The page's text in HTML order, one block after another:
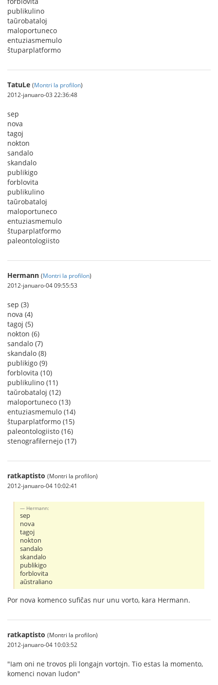
publikulino
taŭrobataloj
maloportuneco
entuziasmemulo
ŝtuparplatformo
TatuLe (Montri la profilon)
2012-januaro-03 22:36:48
sep
nova
tagoj
nokton
sandalo
skandalo
publikigo
forblovita
publikulino
taŭrobataloj
maloportuneco
entuziasmemulo
ŝtuparplatformo
paleontologiisto
Hermann (Montri la profilon)
2012-januaro-04 09:55:53
sep (3)
nova (4)
tagoj (5)
nokton (6)
sandalo (7)
skandalo (8)
publikigo (9)
forblovita (10)
publikulino (11)
taŭrobataloj (12)
maloportuneco (13)
entuziasmemulo (14)
ŝtuparplatformo (15)
paleontologiisto (16)
stenografilernejo (17)
ratkaptisto (Montri la profilon)
2012-januaro-04 10:02:41
Hermann:
sep
nova
tagoj
nokton
sandalo
skandalo
publikigo
forblovita
aŭstraliano
Por nova komenco sufiĉas nur unu vorto, kara Hermann.
ratkaptisto (Montri la profilon)
2012-januaro-04 10:03:52
"Iam oni ne trovos pli longajn vortojn. Tio estas la momento,
komenci novan ludon"